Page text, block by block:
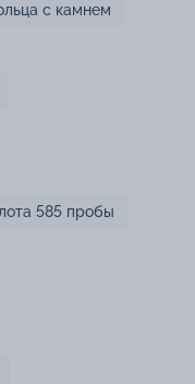
с камнем
585 пробы